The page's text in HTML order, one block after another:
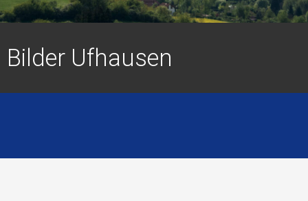
Bilder Ufhausen